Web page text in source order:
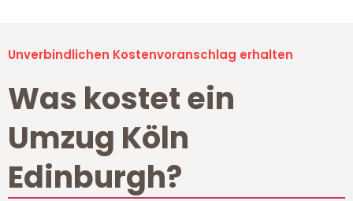
Unverbindlichen Kostenvoranschlag erhalten
Was kostet ein
Umzug Köln
Edinburgh?